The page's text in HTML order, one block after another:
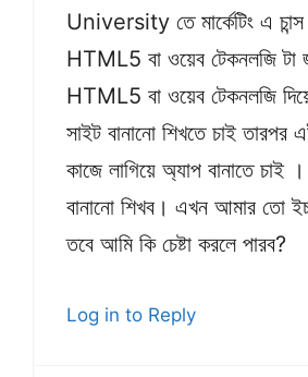
University তে মার্কেটিং এ
HTML5 বা ওয়েব টেকনলজি টা
HTML5 বা ওয়েব টেকনলজি
সাইট বানানো শিখতে চাই তারপর
কাজে লাগিয়ে অ্যাপ বানাতে চাই
বানানো শিখব। এখন আমার তো
তবে আমি কি চেষ্টা করলে পারব?
Log in to Reply